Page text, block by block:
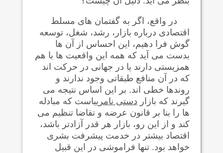
در واقع، اگر به گفتمان های مسلط
اقتصادی درباره بازار، رشد، شغل، توسعه
گوش فرا دهيم، این احساس از آن ها
بدست می آيد که همه این واقعيت ها با هم
همزيستی دارند یا در جهانی در حرکت اند
که در آن منافع طبقاتی وجود ندارند و
روندها خطی اند. بر این اساس نتیجه می
گیرند که بازار دستی نامريیاست که مبادله
ها را بنا بر قانون عرضه و تقاضا تنظيم می
کند و از اين رو، بازار هر قدر آزادتر باشد،
اقتصاد بیشتر در خدمت پیشرفت بشری
خواهد بود. تنها فراموشی در این قبیل